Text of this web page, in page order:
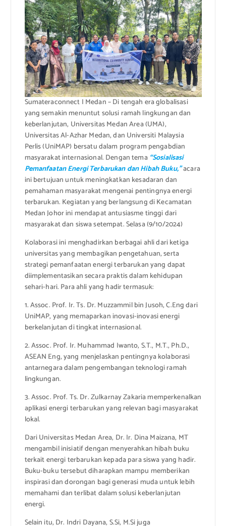
Sumateraconnect I Medan – Di tengah era globalisasi
yang semakin menuntut solusi ramah lingkungan dan
keberlanjutan, Universitas Medan Area (UMA),
Universitas Al-Azhar Medan, dan Universiti Malaysia
Perlis (UniMAP) bersatu dalam program pengabdian
masyarakat internasional. Dengan tema“Sosialisasi
Pemanfaatan Energi Terbarukan dan Hibah Buku,”acara
ini bertujuan untuk meningkatkan kesadaran dan
pemahaman masyarakat mengenai pentingnya energi
terbarukan. Kegiatan yang berlangsung di Kecamatan
Medan Johor ini mendapat antusiasme tinggi dari
masyarakat dan siswa setempat. Selasa (9/10/2024)
Kolaborasi ini menghadirkan berbagai ahli dari ketiga
universitas yang membagikan pengetahuan, serta
strategi pemanfaatan energi terbarukan yang dapat
diimplementasikan secara praktis dalam kehidupan
sehari-hari. Para ahli yang hadir termasuk:
1. Assoc. Prof. Ir. Ts. Dr. Muzzammil bin Jusoh, C.Eng dari
UniMAP, yang memaparkan inovasi-inovasi energi
berkelanjutan di tingkat internasional.
2. Assoc. Prof. Ir. Muhammad Iwanto, S.T., M.T., Ph.D.,
ASEAN Eng, yang menjelaskan pentingnya kolaborasi
antarnegara dalam pengembangan teknologi ramah
lingkungan.
3. Assoc. Prof. Ts. Dr. Zulkarnay Zakaria memperkenalkan
aplikasi energi terbarukan yang relevan bagi masyarakat
lokal.
Dari Universitas Medan Area, Dr. Ir. Dina Maizana, MT
mengambil inisiatif dengan menyerahkan hibah buku
terkait energi terbarukan kepada para siswa yang hadir.
Buku-buku tersebut diharapkan mampu memberikan
inspirasi dan dorongan bagi generasi muda untuk lebih
memahami dan terlibat dalam solusi keberlanjutan
energi.
Selain itu, Dr. Indri Dayana, S.Si, M.Si juga